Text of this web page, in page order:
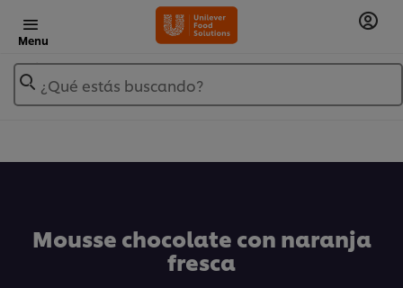
Menu
¿Qué estás buscando?
Mousse chocolate con naranja
fresca